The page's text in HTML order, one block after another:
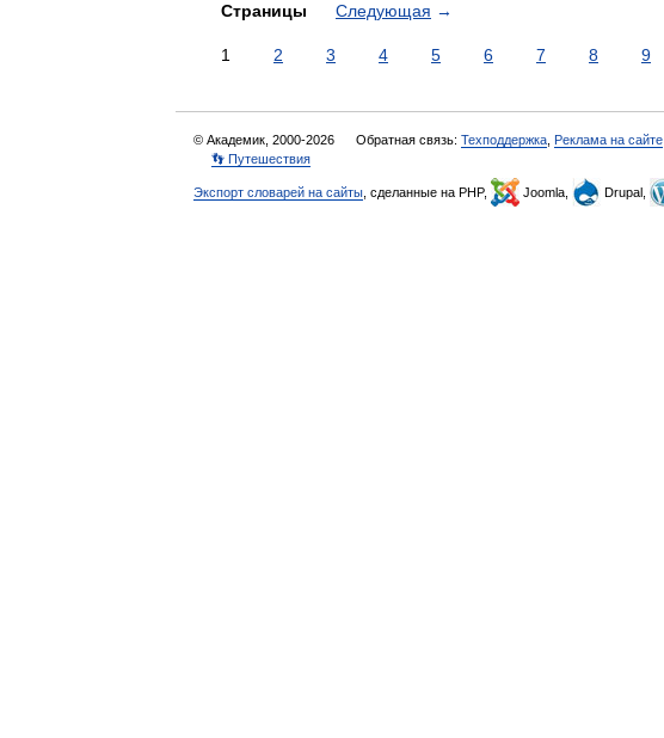
Страницы Следующая →
1 2 3 4 5 6 7 8 9
© Академик, 2000-2026 Обратная связь: Техподдержка Реклама на сайте
👣 Путешествия
Экспорт словарей на сайты , сделанные на PHP, Joomla, Drupal,